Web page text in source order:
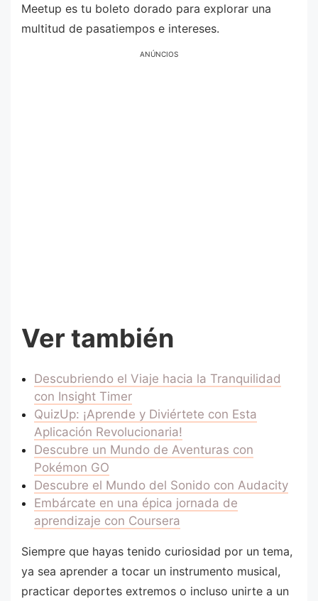
Meetup es tu boleto dorado para explorar una
multitud de pasatiempos e intereses.
ANÚNCIOS
Ver también
Descubriendo el Viaje hacia la Tranquilidad
con Insight Timer
QuizUp: ¡Aprende y Diviértete con Esta
Aplicación Revolucionaria!
Descubre un Mundo de Aventuras con
Pokémon GO
Descubre el Mundo del Sonido con Audacity
Embárcate en una épica jornada de
aprendizaje con Coursera
Siempre que hayas tenido curiosidad por un tema,
ya sea aprender a tocar un instrumento musical,
practicar deportes extremos o incluso unirte a un